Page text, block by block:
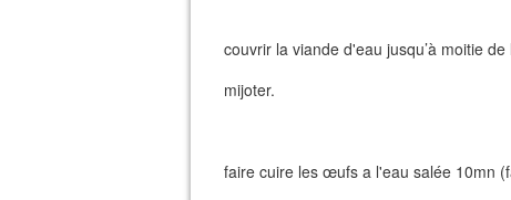
couvrir la viande d'eau jusqu’à moitie
mijoter.
faire cuire les œufs a l'eau salée 10mn